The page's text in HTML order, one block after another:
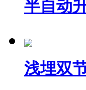
半自动
浅埋双